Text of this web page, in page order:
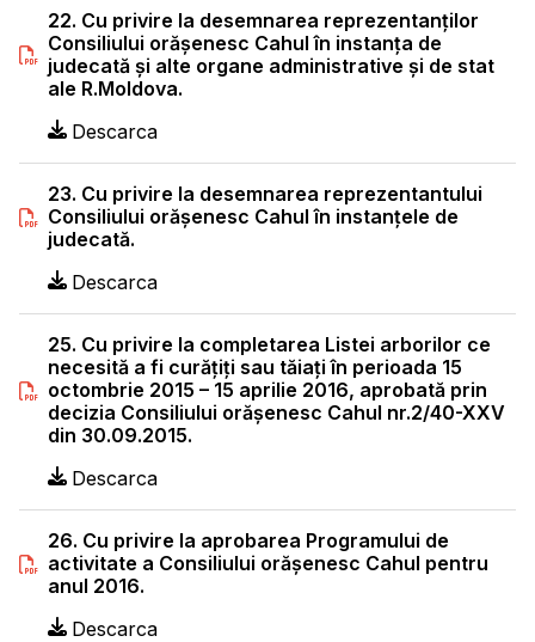
22. Cu privire la desemnarea reprezentanţilor
Consiliului orăşenesc Cahul în instanţa de
judecată şi alte organe administrative şi de stat
ale R.Moldova.
Descarca
23. Cu privire la desemnarea reprezentantului
Consiliului orăşenesc Cahul în instanţele de
judecată.
Descarca
25. Cu privire la completarea Listei arborilor ce
necesită a fi curăţiţi sau tăiaţi în perioada 15
octombrie 2015 – 15 aprilie 2016, aprobată prin
decizia Consiliului orăşenesc Cahul nr.2/40-XXV
din 30.09.2015.
Descarca
26. Cu privire la aprobarea Programului de
activitate a Consiliului orăşenesc Cahul pentru
anul 2016.
Descarca